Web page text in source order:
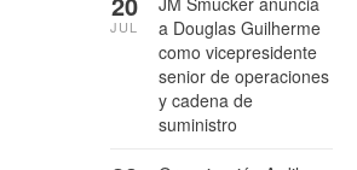
a Douglas Guilherme
como vicepresidente
senior de operaciones
y cadena de
suministro
JUL